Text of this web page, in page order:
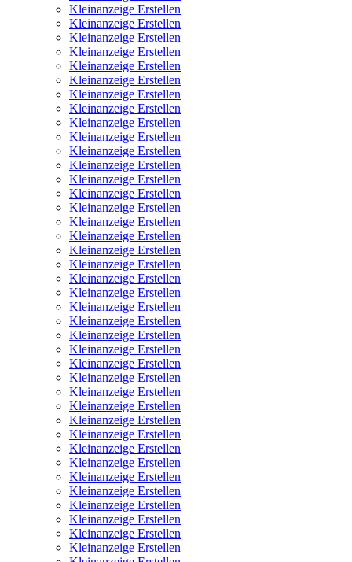
Kleinanzeige Erstellen
Kleinanzeige Erstellen
Kleinanzeige Erstellen
Kleinanzeige Erstellen
Kleinanzeige Erstellen
Kleinanzeige Erstellen
Kleinanzeige Erstellen
Kleinanzeige Erstellen
Kleinanzeige Erstellen
Kleinanzeige Erstellen
Kleinanzeige Erstellen
Kleinanzeige Erstellen
Kleinanzeige Erstellen
Kleinanzeige Erstellen
Kleinanzeige Erstellen
Kleinanzeige Erstellen
Kleinanzeige Erstellen
Kleinanzeige Erstellen
Kleinanzeige Erstellen
Kleinanzeige Erstellen
Kleinanzeige Erstellen
Kleinanzeige Erstellen
Kleinanzeige Erstellen
Kleinanzeige Erstellen
Kleinanzeige Erstellen
Kleinanzeige Erstellen
Kleinanzeige Erstellen
Kleinanzeige Erstellen
Kleinanzeige Erstellen
Kleinanzeige Erstellen
Kleinanzeige Erstellen
Kleinanzeige Erstellen
Kleinanzeige Erstellen
Kleinanzeige Erstellen
Kleinanzeige Erstellen
Kleinanzeige Erstellen
Kleinanzeige Erstellen
Kleinanzeige Erstellen
Kleinanzeige Erstellen